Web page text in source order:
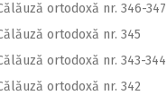
ortodoxă nr. 346-347
ortodoxă nr. 345
ortodoxă nr. 343-344
ortodoxă nr. 342